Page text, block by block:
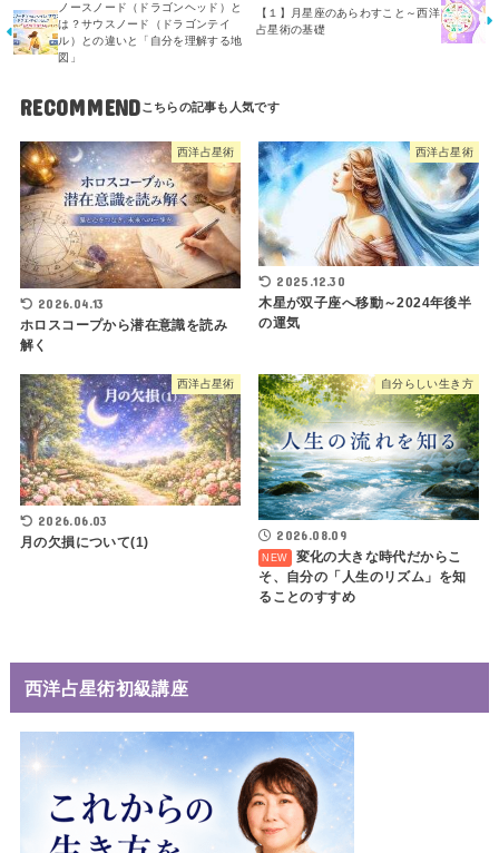
ノースノード（ドラゴンヘッド）と
は？サウスノード（ドラゴンテイ
ル）との違いと「自分を理解する地
図」
【１】月星座のあらわすこと～西洋
占星術の基礎
RECOMMEND
西洋占星術
2026.04.13
ホロスコープから潜在意識を読み
解く
西洋占星術
2025.12.30
木星が双子座へ移動～2024年後半
の運気
西洋占星術
2026.06.03
月の欠損について(1)
自分らしい生き方
2026.08.09
変化の大きな時代だからこ
そ、自分の「人生のリズム」を知
ることのすすめ
西洋占星術初級講座